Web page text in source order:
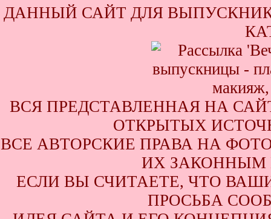
ДАННЫЙ САЙТ ДЛЯ
ВСЯ ПРЕДСТАВЛЕННАЯ НА
ОТКРЫТЫХ
ВСЕ АВТОРСКИЕ ПРАВА НА
ИХ ЗАКОННЫМ
ЕСЛИ ВЫ СЧИТАЕТЕ, ЧТО
ПРОСЬБА